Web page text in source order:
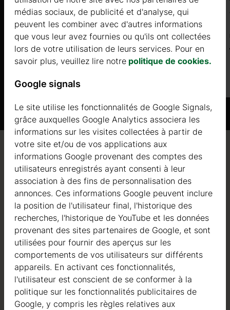
㎡
Prix à partir de
21500 €
Qualité / garantie / conseil
Qualité
Nous sommes actifs dans le domaine de la fabrication
de structures en bois depuis 2004. Au cours de ces
années, nous avons sélectionné les meilleurs
fournisseurs de bois. Nous utilisons exclusivement du
sapin nordique à croissance lente provenant de forêts
certifiées FSC en Europe du Nord.
médias sociaux, de publicité et d'analyse, qui
peuvent les combiner avec d'autres informations
que vous leur avez fournies ou qu'ils ont collectées
lors de votre utilisation de leurs services. Pour en
savoir plus, veuillez lire notre politique de cookies.
Google signals
Le site utilise les fonctionnalités de Google Signals,
grâce auxquelles Google Analytics associera les
informations sur les visites collectées à partir de
votre site et/ou de vos applications aux
informations Google provenant des comptes des
utilisateurs enregistrés ayant consenti à leur
association à des fins de personnalisation des
annonces. Ces informations Google peuvent inclure
la position de l'utilisateur final, l'historique des
recherches, l'historique de YouTube et les données
provenant des sites partenaires de Google, et sont
utilisées pour fournir des aperçus sur les
comportements de vos utilisateurs sur différents
appareils. En activant ces fonctionnalités,
l'utilisateur est conscient de se conformer à la
politique sur les fonctionnalités publicitaires de
Google, y compris les règles relatives aux